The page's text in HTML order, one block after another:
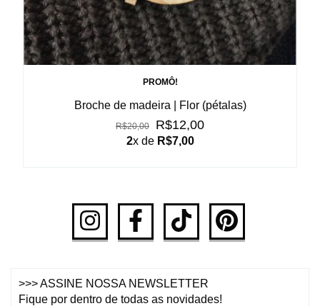
PROMÔ!
Broche de madeira | Flor (pétalas)
R$20,00 R$12,00
2x de R$7,00
>>> ASSINE NOSSA NEWSLETTER
Fique por dentro de todas as novidades!